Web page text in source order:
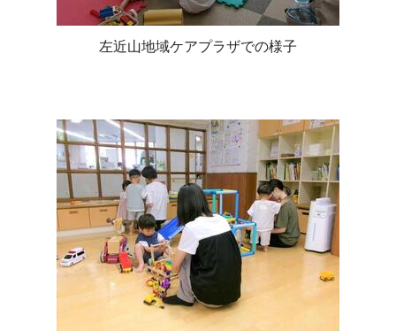
左近山地域ケアプラザでの様子